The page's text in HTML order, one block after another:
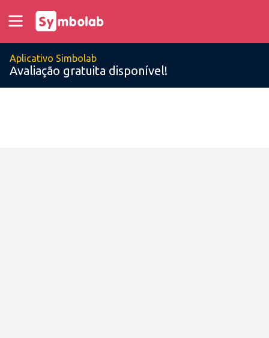
Aplicativo Simbolab
Avaliação gratuita disponível!